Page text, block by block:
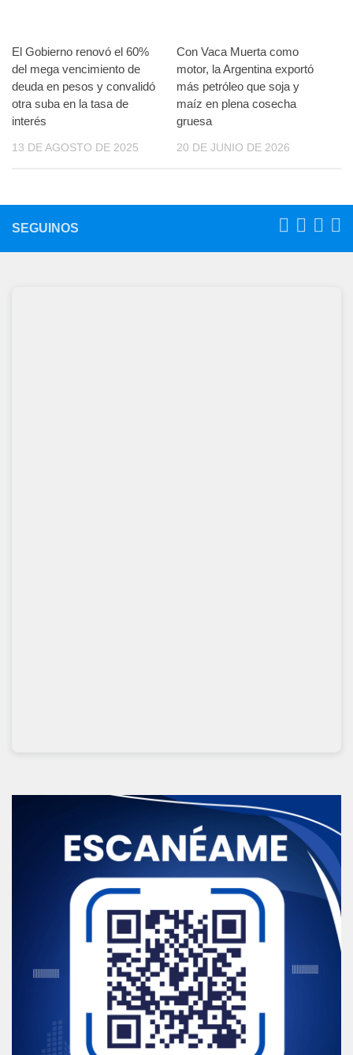
El Gobierno renovó el 60%
del mega vencimiento de
deuda en pesos y convalidó
otra suba en la tasa de
interés
13 DE AGOSTO DE 2025
Con Vaca Muerta como
motor, la Argentina exportó
más petróleo que soja y
maíz en plena cosecha
gruesa
20 DE JUNIO DE 2026
SEGUINOS